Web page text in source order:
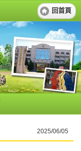
回首頁
2025/06/05